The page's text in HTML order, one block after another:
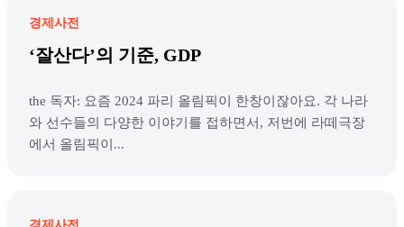
경제사전
‘잘산다’의 기준, GDP
the 독자: 요즘 2024 파리 올림픽이 한창이잖아요. 각 나라
와 선수들의 다양한 이야기를 접하면서, 저번에 라떼극장
에서 올림픽이...